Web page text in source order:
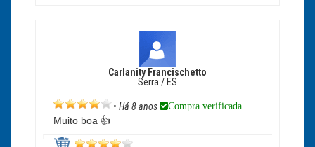
Carlanity Francischetto
Serra / ES
• Há 8 anos Compra verificada
Muito boa 👍